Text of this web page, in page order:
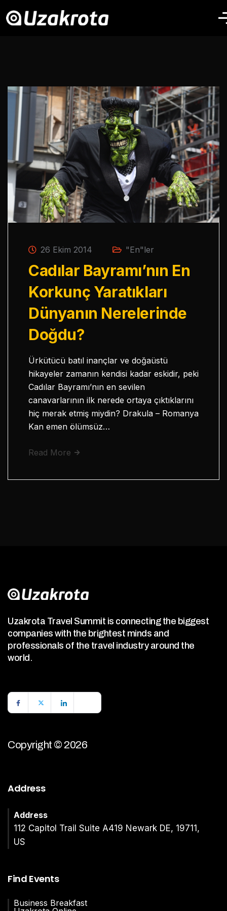
26 Ekim 2014 "En"ler
Cadılar Bayramı’nın En
Korkunç Yaratıkları
Dünyanın Nerelerinde
Doğdu?
Ürkütücü batıl inançlar ve doğaüstü
hikayeler zamanın kendisi kadar eskidir, peki
Cadılar Bayramı’nın en sevilen
canavarlarının ilk nerede ortaya çıktıklarını
hiç merak etmiş miydin? Drakula – Romanya
Kan emen ölümsüz…
Read More
Uzakrota Travel Summit is connecting the biggest
companies with the brightest minds and
professionals of the travel industry around the
world.
Copyright © 2026
Address
Address
112 Capitol Trail Suite A419 Newark DE, 19711,
US
Find Events
Business Breakfast